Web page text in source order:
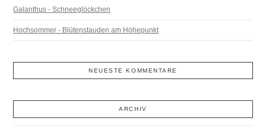
Galanthus - Schneeglöckchen
Hochsommer - Blütenstauden am Höhepunkt
NEUESTE KOMMENTARE
ARCHIV